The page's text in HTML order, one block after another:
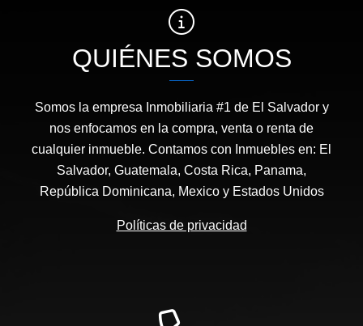
QUIÉNES SOMOS
Somos la empresa Inmobiliaria #1 de El Salvador y
nos enfocamos en la compra, venta o renta de
cualquier inmueble. Contamos con Inmuebles en: El
Salvador, Guatemala, Costa Rica, Panama,
República Dominicana, Mexico y Estados Unidos
Políticas de privacidad